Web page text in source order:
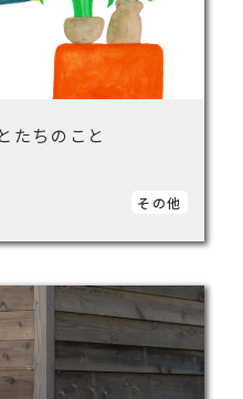
たちのこと
その他